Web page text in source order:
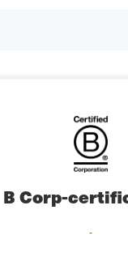
B Corp-